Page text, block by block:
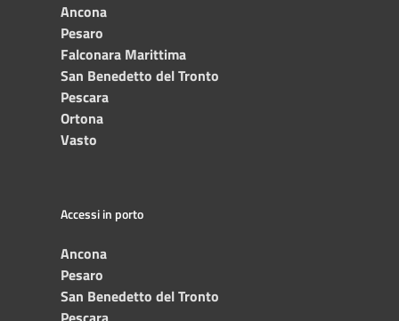
Ancona
Pesaro
Falconara Marittima
San Benedetto del Tronto
Pescara
Ortona
Vasto
Accessi in porto
Ancona
Pesaro
San Benedetto del Tronto